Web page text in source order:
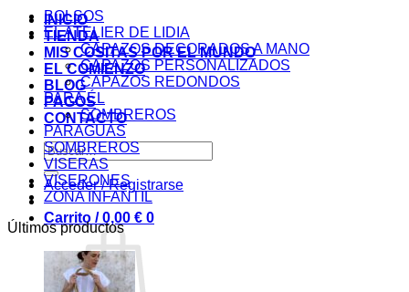
INICIO
TIENDA
MIS COSITAS POR EL MUNDO
EL COMIENZO
BLOG
PAGOS
CONTACTO
Buscar
por:
Acceder / Registrarse
Carrito /0,00 € 0
BOLSOS
EL ATELIER DE LIDIA
CAPAZOS DECORADOS A MANO
CAPAZOS PERSONALIZADOS
CAPAZOS REDONDOS
PARA ÉL
SOMBREROS
PARAGUAS
SOMBREROS
VISERAS
VISERONES
ZONA INFANTIL
Últimos productos